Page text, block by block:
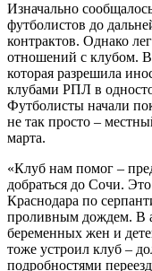
Изначально
футболистов до
контрактов. Однако
отношений с клубом.
которая разрешила
клубами РПЛ в
Футболисты начали
не так просто –
марта.
«Клуб нам помог –
добраться до Сочи.
Краснодара по
проливным дождем. В
беременных жен и
тоже устроил клуб –
подробностями